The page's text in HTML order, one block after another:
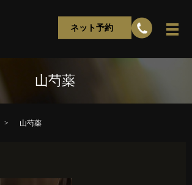
ネット予約
山芍薬
山芍薬